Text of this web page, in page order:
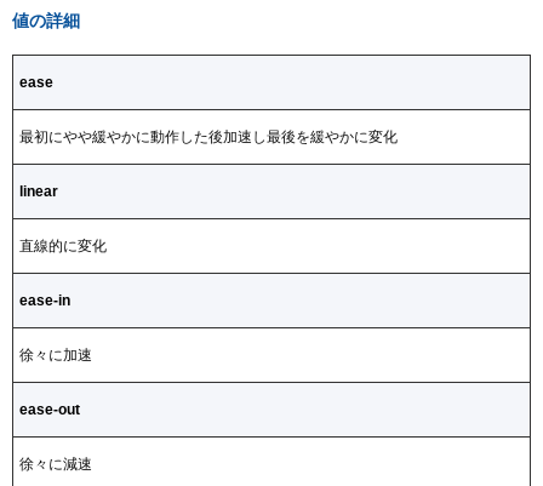
値の詳細
ease
最初にやや緩やかに動作した後加速し最後を緩やかに変化
linear
直線的に変化
ease-in
徐々に加速
ease-out
徐々に減速